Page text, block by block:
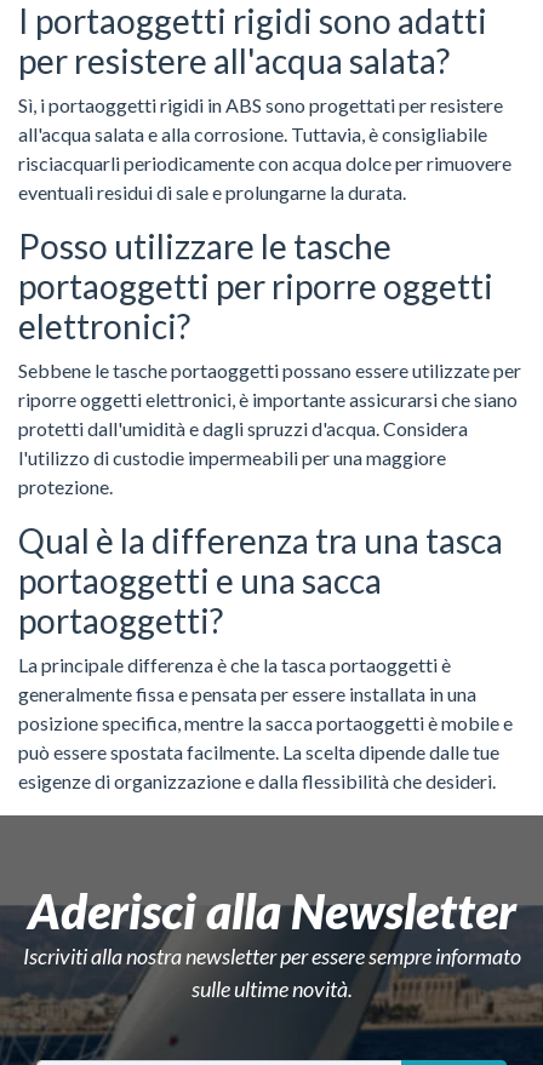
I portaoggetti rigidi sono adatti
per resistere all'acqua salata?
Sì, i portaoggetti rigidi in ABS sono progettati per resistere
all'acqua salata e alla corrosione. Tuttavia, è consigliabile
risciacquarli periodicamente con acqua dolce per rimuovere
eventuali residui di sale e prolungarne la durata.
Posso utilizzare le tasche
portaoggetti per riporre oggetti
elettronici?
Sebbene le tasche portaoggetti possano essere utilizzate per
riporre oggetti elettronici, è importante assicurarsi che siano
protetti dall'umidità e dagli spruzzi d'acqua. Considera
l'utilizzo di custodie impermeabili per una maggiore
protezione.
Qual è la differenza tra una tasca
portaoggetti e una sacca
portaoggetti?
La principale differenza è che la tasca portaoggetti è
generalmente fissa e pensata per essere installata in una
posizione specifica, mentre la sacca portaoggetti è mobile e
può essere spostata facilmente. La scelta dipende dalle tue
esigenze di organizzazione e dalla flessibilità che desideri.
Aderisci alla Newsletter
Iscriviti alla nostra newsletter per essere sempre informato
sulle ultime novità.